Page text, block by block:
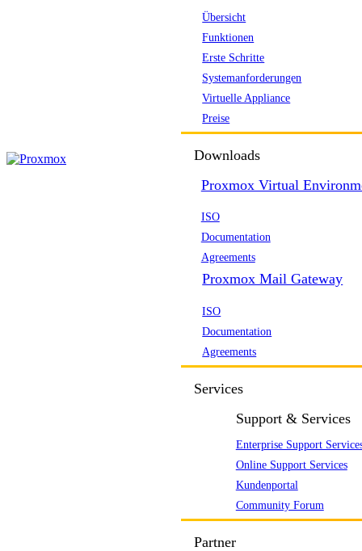
Übersicht
Funktionen
Erste Schritte
Systemanforderungen
Virtuelle Appliance
Preise
Downloads
Proxmox Virtual
ISO
Documentation
Agreements
Proxmox Mail Gateway
ISO
Documentation
Agreements
Services
Support & Services
Enterprise Support
Online Support Services
Kundenportal
Community Forum
Partner